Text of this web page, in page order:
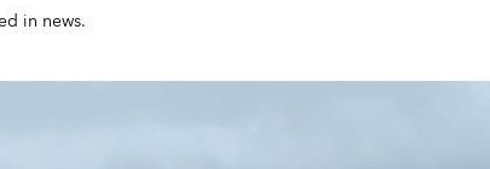
in news.